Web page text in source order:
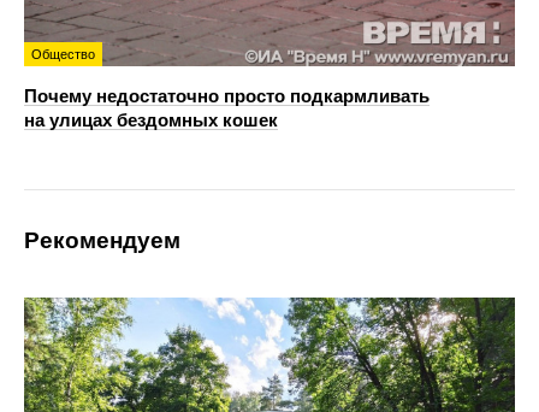
Общество
Почему недостаточно просто подкармливать
на улицах бездомных кошек
Рекомендуем